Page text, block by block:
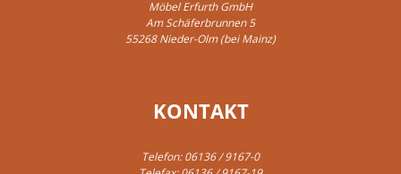
Möbel Erfurth GmbH
Am Schäferbrunnen 5
55268 Nieder-Olm (bei Mainz)
KONTAKT
Telefon:06136 / 9167-0